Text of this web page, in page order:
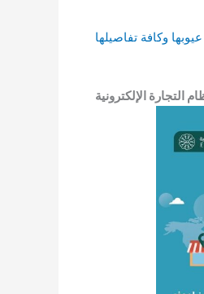
وكافة تفاصيلها
التجارة الإلكترونية